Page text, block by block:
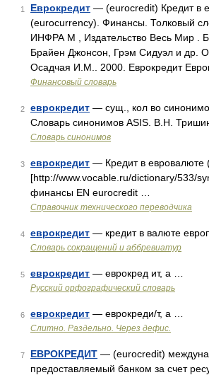
1 Еврокредит — (eurocredit) Кредит в
(eurocurrency). Финансы. Толковый
ИНФРА М , Издательство Весь Мир .
Брайен Джонсон, Грэм Сидуэл и др.
Осадчая И.М.. 2000. Еврокредит
Финансовый словарь
2 еврокредит — сущ., кол во
Словарь синонимов ASIS. В.Н.
Словарь синонимов
3 еврокредит — Кредит в евровалюте
[http://www.vocable.ru/dictionary/533/
финансы EN eurocredit …
Справочник технического переводчика
4 еврокредит — кредит в валюте
Словарь сокращений и аббревиатур
5 еврокредит — еврокред ит, а …
Русский орфографический словарь
6 еврокредит — еврокреди/т, а …
Слитно. Раздельно. Через дефис.
7 ЕВРОКРЕДИТ — (eurocredit)
предоставляемый банком за счет